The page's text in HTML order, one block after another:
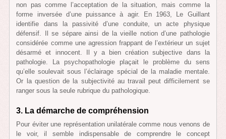
non pas comme l’acceptation de la situation, mais comme la
forme inversée d’une puissance à agir. En 1963, Le Guillant
identifie dans la passivité d’une conduite, un acte physique
défensif. Il se sépare ainsi de la vieille notion d’une pathologie
considérée comme une agression frappant de l’extérieur un sujet
désarmé et innocent. Il y a bien création subjective dans la
pathologie. La psychopathologie plaçait le problème du sens
qu’elle soulevait sous l’éclairage spécial de la maladie mentale.
Or la question de la subjectivité au travail peut difficilement se
ranger sous la seule rubrique du pathologique.
3. La démarche de compréhension
Pour éviter une représentation unilatérale comme nous venons de
le voir, il semble indispensable de comprendre le concept